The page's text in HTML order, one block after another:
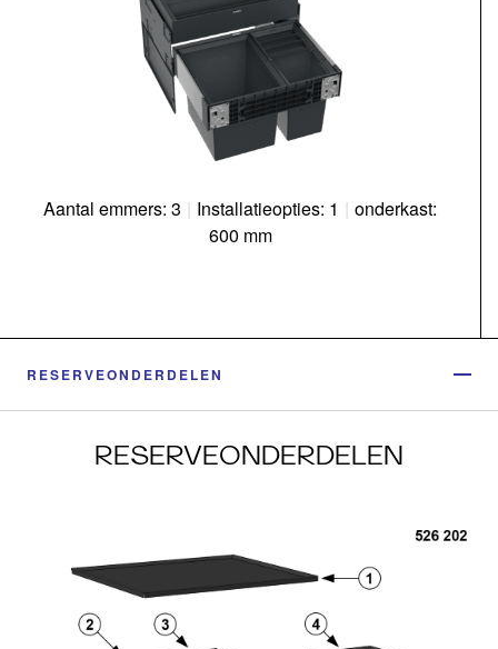
Aantal emmers: 3 | Installatieopties: 1 | onderkast:
600 mm
RESERVEONDERDELEN
RESERVEONDERDELEN